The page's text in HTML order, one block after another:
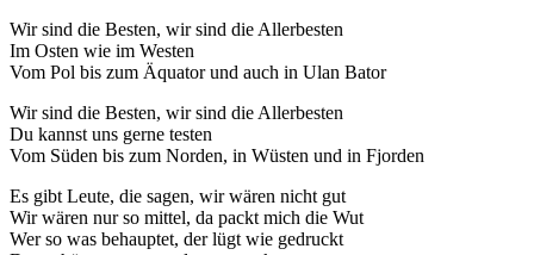
Wir sind die Besten, wir sind die Allerbesten
Im Osten wie im Westen
Vom Pol bis zum Äquator und auch in Ulan Bator
Wir sind die Besten, wir sind die Allerbesten
Du kannst uns gerne testen
Vom Süden bis zum Norden, in Wüsten und in Fjorden
Es gibt Leute, die sagen, wir wären nicht gut
Wir wären nur so mittel, da packt mich die Wut
Wer so was behauptet, der lügt wie gedruckt